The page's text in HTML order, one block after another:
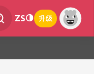
ZS 升级